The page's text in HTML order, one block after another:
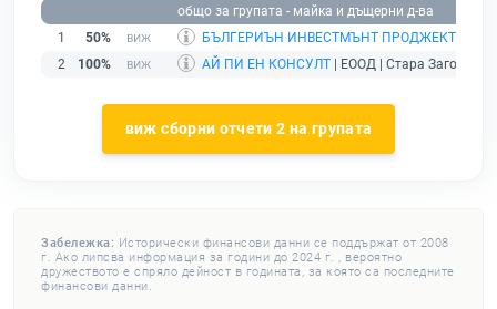
общо за групата - майка и дъщерни д-ва
1
50% БЪЛГЕРИЪН ИНВЕСТМЪНТ ПРОДЖЕКТС
2
100% АЙ ПИ ЕН КОНСУЛТ | ЕООД | Стара Загора |
виж сборни отчети 2 на групата
Забележка: Исторически финансови данни се поддържат от 2008
г. Ако липсва информация за години до 2024 г. , вероятно
дружеството е спряло дейност в годината, за която са последните
финансови данни.